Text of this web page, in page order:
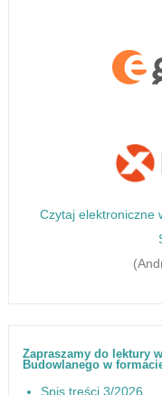
Czytaj elektroniczne
Zapraszamy do lektury
Budowlanego w
Spis treści 3/2026